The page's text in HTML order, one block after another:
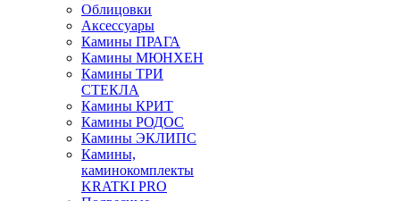
Облицовки
Аксессуары
Камины ПРАГА
Камины МЮНХЕН
Камины ТРИ
СТЕКЛА
Камины КРИТ
Камины РОДОС
Камины ЭКЛИПС
Камины,
каминокомплекты
KRATKI PRO